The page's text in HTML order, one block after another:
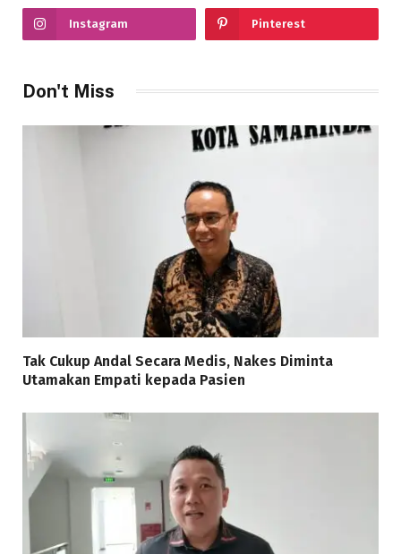
Instagram Pinterest
Don't Miss
Tak Cukup Andal Secara Medis, Nakes Diminta
Utamakan Empati kepada Pasien